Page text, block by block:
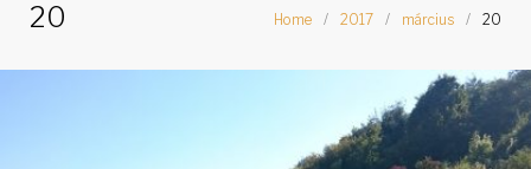
e
20 Home / 2017 / március / 20